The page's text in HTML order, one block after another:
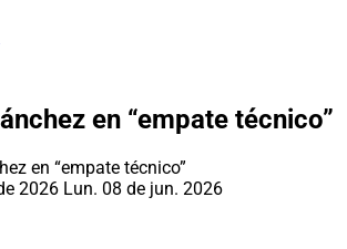
en “empate técnico”
2026 Lun. 08 de jun. 2026